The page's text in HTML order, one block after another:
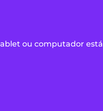
ou computador está